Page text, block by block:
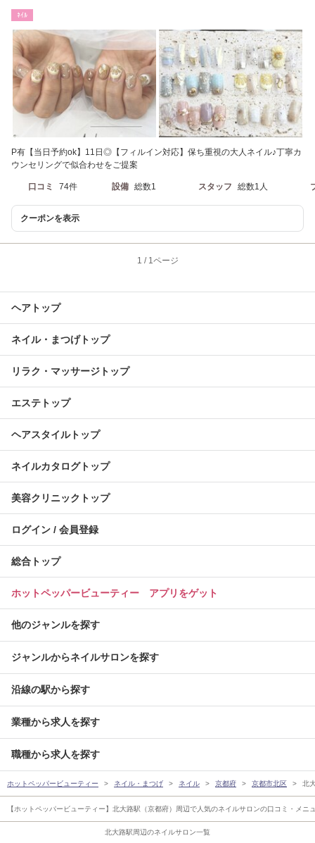
北大路駅周辺のネイルサロン一覧
ﾈｲﾙ
P有【当日予約ok】11日◎【フィルイン対応】保ち重視の大人ネイル♪丁寧カ
ウンセリングで似合わせをご提案
口コミ 74件 設備 総数1 スタッフ 総数1人
クーポンを表示
1 / 1ページ
ヘアトップ
ネイル・まつげトップ
リラク・マッサージトップ
エステトップ
ヘアスタイルトップ
ネイルカタログトップ
美容クリニックトップ
ログイン / 会員登録
総合トップ
ホットペッパービューティー アプリをゲット
他のジャンルを探す
ジャンルからネイルサロンを探す
沿線の駅から探す
業種から求人を探す
職種から求人を探す
ホットペッパービューティー ネイル・まつげ ネイル 京都府 京都市北区 北
【ホットペッパービューティー】北大路駅（京都府）周辺で人気のネイルサロンの口コミ・メ